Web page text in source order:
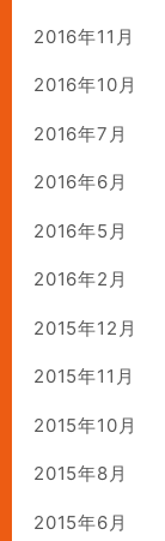
2016年11月
2016年10月
2016年7月
2016年6月
2016年5月
2016年2月
2015年12月
2015年11月
2015年10月
2015年8月
2015年6月